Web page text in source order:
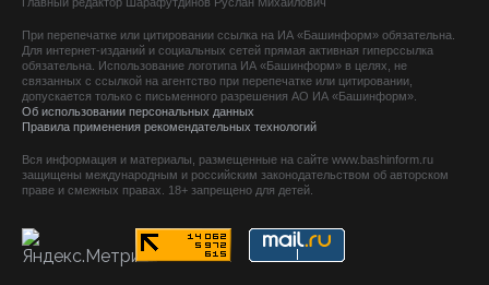
При перепечатке или цитировании ссылка на ИА «Башинформ» обязательна.
Для интернет-изданий и социальных сетей прямая активная гиперссылка
обязательна. Использование логотипа ИА «Башинформ» в целях, не
связанных с ссылкой на агентство при перепечатке или цитировании,
допускается только с письменного разрешения АО ИА «Башинформ».
Об использовании персональных данных
Правила применения рекомендательных технологий
Вся информация и материалы, размещенные на сайте www.bashinform.ru
защищены международным и российским законодательством об авторском
праве и смежных правах. 18+ запрещено для детей.